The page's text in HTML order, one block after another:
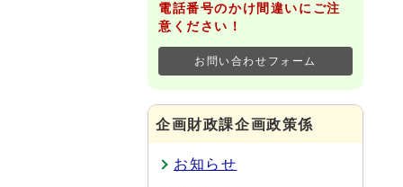
電話番号のかけ間違いにご注
意ください！
お問い合わせフォーム
企画財政課企画政策係
お知らせ